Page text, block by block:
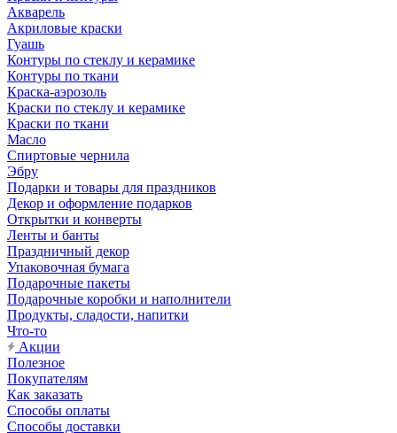
Акварель
Акриловые краски
Гуашь
Контуры по стеклу и керамике
Контуры по ткани
Краска-аэрозоль
Краски по стеклу и керамике
Краски по ткани
Масло
Спиртовые чернила
Эбру
Подарки и товары для праздников
Декор и оформление подарков
Открытки и конверты
Ленты и банты
Праздничный декор
Упаковочная бумага
Подарочные пакеты
Подарочные коробки и наполнители
Продукты, сладости, напитки
Что-то
Акции
Полезное
Покупателям
Как заказать
Способы оплаты
Способы доставки